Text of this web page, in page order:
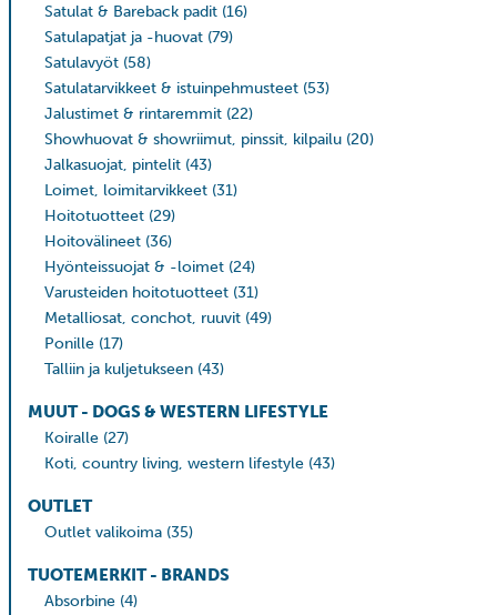
Satulat & Bareback padit (16)
Satulapatjat ja -huovat (79)
Satulavyöt (58)
Satulatarvikkeet & istuinpehmusteet (53)
Jalustimet & rintaremmit (22)
Showhuovat & showriimut, pinssit, kilpailu (20)
Jalkasuojat, pintelit (43)
Loimet, loimitarvikkeet (31)
Hoitotuotteet (29)
Hoitovälineet (36)
Hyönteissuojat & -loimet (24)
Varusteiden hoitotuotteet (31)
Metalliosat, conchot, ruuvit (49)
Ponille (17)
Talliin ja kuljetukseen (43)
MUUT - DOGS & WESTERN LIFESTYLE
Koiralle (27)
Koti, country living, western lifestyle (43)
OUTLET
Outlet valikoima (35)
TUOTEMERKIT - BRANDS
Absorbine (4)